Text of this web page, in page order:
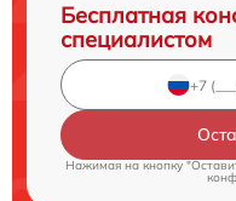
Бесплатная
специалистом
Нажимая на кнопку